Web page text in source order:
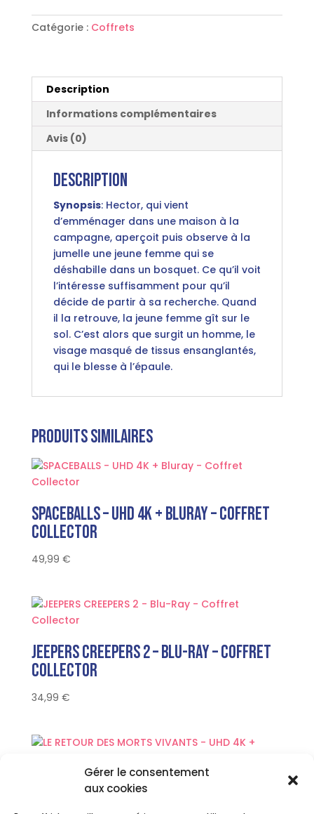
Gérer le consentement
aux cookies
UHD
Catégorie : Coffrets
Description
Informations complémentaires
Avis (0)
Description
Synopsis: Hector, qui vient
d’emménager dans une maison à la
campagne, aperçoit puis observe à la
jumelle une jeune femme qui se
déshabille dans un bosquet. Ce qu’il voit
l’intéresse suffisamment pour qu’il
décide de partir à sa recherche. Quand
il la retrouve, la jeune femme gît sur le
sol. C’est alors que surgit un homme, le
visage masqué de tissus ensanglantés,
qui le blesse à l’épaule.
Produits similaires
SPACEBALLS – UHD 4K + Bluray – Coffret
Collector
49,99 €
JEEPERS CREEPERS 2 – Blu-Ray – Coffret
Collector
34,99 €
LE RETOUR DES MORTS VIVANTS – UHD 4K +
Bluray – Coffret Collector